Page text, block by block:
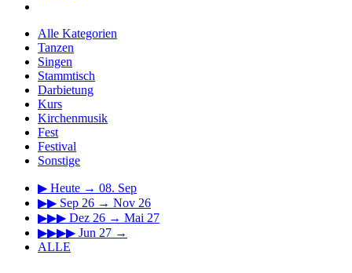
Alle Kategorien
Tanzen
Singen
Stammtisch
Darbietung
Kurs
Kirchenmusik
Fest
Festival
Sonstige
▶ Heute → 08. Sep
▶▶ Sep 26 → Nov 26
▶▶▶ Dez 26 → Mai 27
▶▶▶▶ Jun 27 →
ALLE